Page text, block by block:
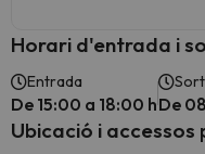
Horari d'entrada i
Entrada
De 15:00 a 18:00 hDe
Ubicació i accessos